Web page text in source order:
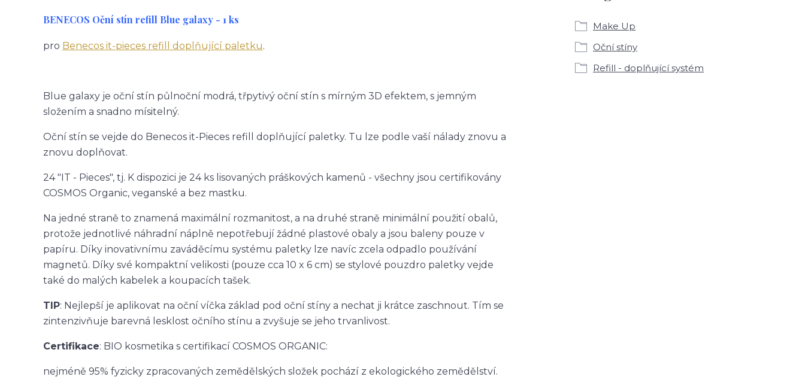
BENECOS Oční stín refill Blue galaxy - 1 ks
pro Benecos it-pieces refill doplňující paletku.
Blue galaxy je oční stín půlnoční modrá, třpytivý oční stín s mírným 3D efektem, s jemným
složením a snadno mísitelný.
Oční stín se vejde do Benecos it-Pieces refill doplňující paletky. Tu lze podle vaší nálady znovu a
znovu doplňovat.
24 "IT - Pieces", tj. K dispozici je 24 ks lisovaných práškových kamenů - všechny jsou certifikovány
COSMOS Organic, veganské a bez mastku.
Na jedné straně to znamená maximální rozmanitost, a na druhé straně minimální použití obalů,
protože jednotlivé náhradní náplně nepotřebují žádné plastové obaly a jsou baleny pouze v
papíru. Díky inovativnímu zaváděcímu systému paletky lze navíc zcela odpadlo používání
magnetů. Díky své kompaktní velikosti (pouze cca 10 x 6 cm) se stylové pouzdro paletky vejde
také do malých kabelek a koupacích tašek.
TIP: Nejlepší je aplikovat na oční víčka základ pod oční stíny a nechat ji krátce zaschnout. Tím se
zintenzivňuje barevná lesklost očního stínu a zvyšuje se jeho trvanlivost.
Certifikace: BIO kosmetika s certifikací COSMOS ORGANIC:
nejméně 95% fyzicky zpracovaných zemědělských složek pochází z ekologického zemědělství.
Make Up
Oční stíny
Refill - doplňující systém